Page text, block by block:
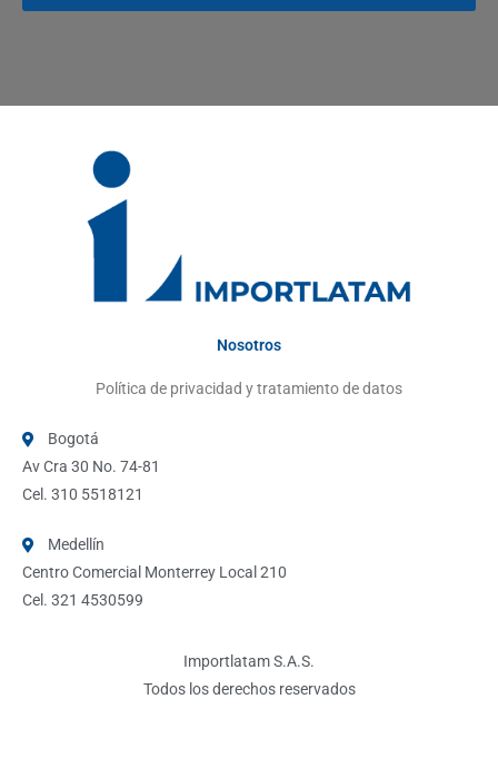
Nosotros
Política de privacidad y tratamiento de datos
Bogotá
Av Cra 30 No. 74-81
Cel. 310 5518121
Medellín
Centro Comercial Monterrey Local 210
Cel. 321 4530599
Importlatam S.A.S.
Todos los derechos reservados